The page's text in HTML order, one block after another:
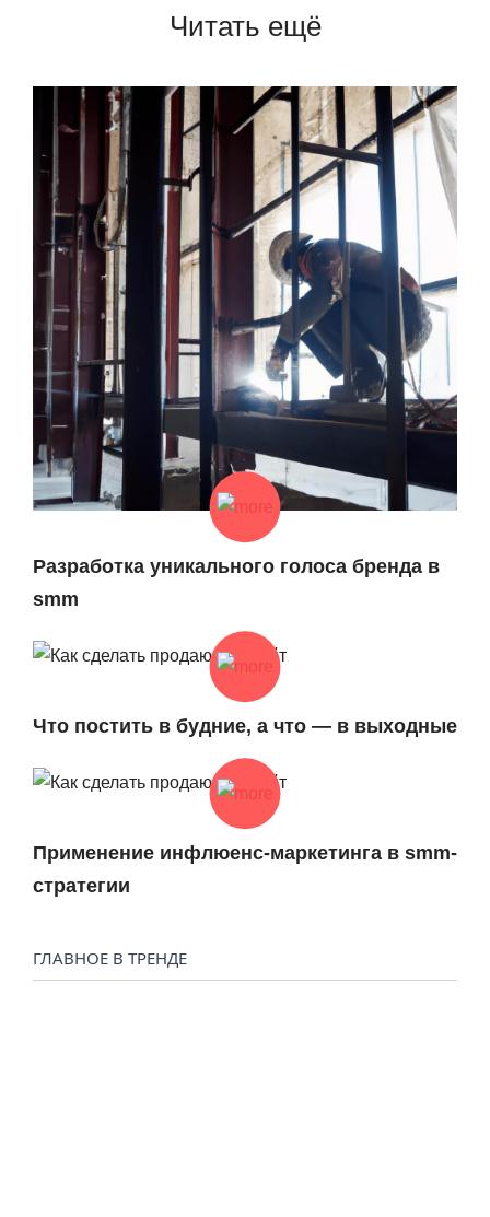
Читать ещё
Разработка уникального голоса бренда в
smm
Что постить в будние, а что — в выходные
Применение инфлюенс-маркетинга в smm-
стратегии
ГЛАВНОЕ В ТРЕНДЕ